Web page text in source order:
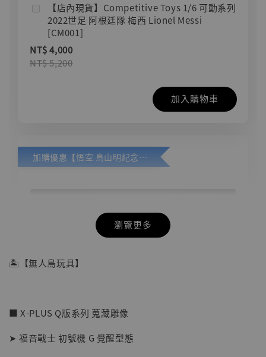
【店內現貨】Competitive Toys 1/6 可動系列
2022世足 阿根廷隊 梅西 Lionel Messi
[CM001]
NT$ 4,000
NT$ 5,200
加入購物車
加購優惠【悟空 鳥山明紀念款 [奇蹟工作室]】
瀏覽更多
🏝【無人島玩具】
■ X-PLUS Q版系列 蒐藏雕像
➤ 福音戰士 初號機 G 覺醒型態